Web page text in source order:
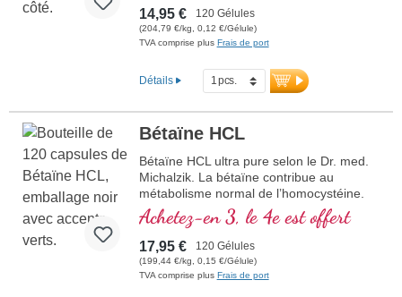
hypoallergénique. La choline est une
substance de type vitaminique et un
élément essentiel des besoins
scellées sans aluminium, développées par
des médecins et fabriquées en Allemagne
plus d’informations sur la choline
14,95 € 120 Gélules
(204,79 €/kg, 0,12 €/Gélule)
TVA comprise plus Frais de port
Détails
Bétaïne HCL
Bétaïne HCL ultra pure selon le Dr. med.
Michalzik. La bétaïne contribue au
métabolisme normal de l’homocystéine.
Végétalien, hypoallergénique et sans
additifs. Développé par des médecins en
Allemagne, testé en laboratoire et emballé
de manière durable – avec plus de 20 ans
d'expérience dans la production de
Achetez-en 3, le 4e est offert
17,95 € 120 Gélules
(199,44 €/kg, 0,15 €/Gélule)
TVA comprise plus Frais de port